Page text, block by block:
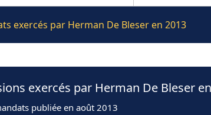
exercés par Herman De Bleser en 2013
exercés par Herman De Bleser
publiée en août 2013